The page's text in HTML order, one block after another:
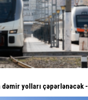
dəmir yolları çəpərlənəcək -